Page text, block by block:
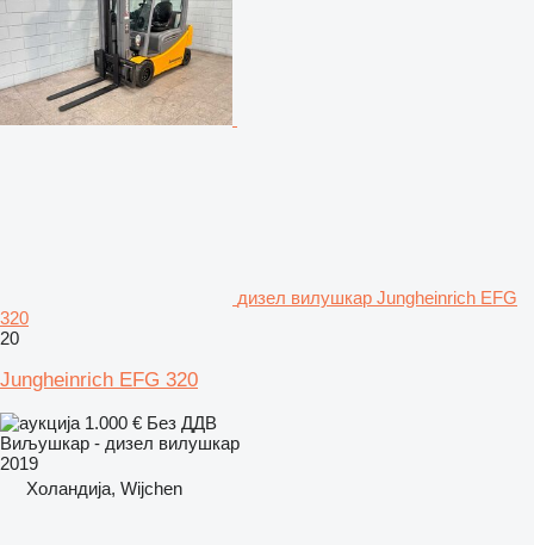
дизел вилушкар Jungheinrich EFG
320
20
Jungheinrich EFG 320
1.000 € Без ДДВ
Виљушкар - дизел вилушкар
2019
Холандија, Wijchen